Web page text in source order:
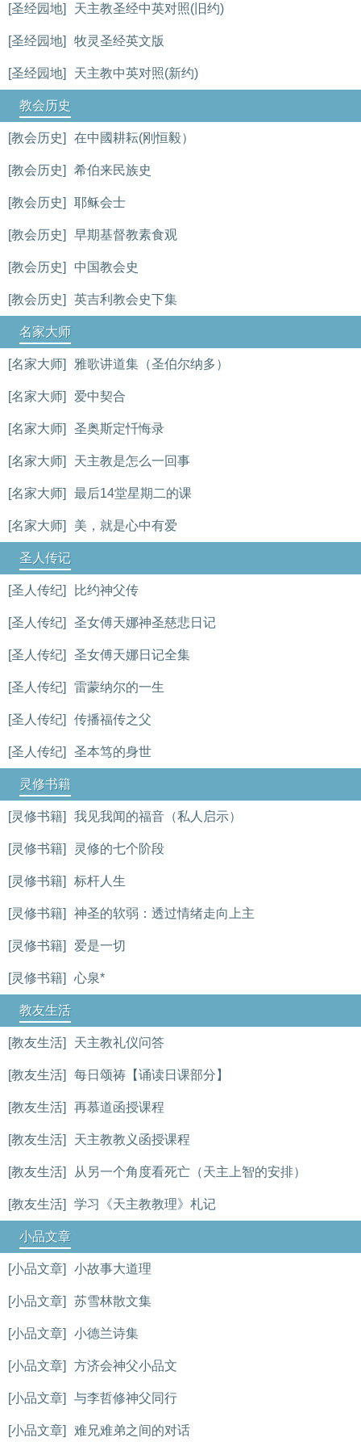
[圣经园地] 天主教圣经中英对照(旧约)
[圣经园地] 牧灵圣经英文版
[圣经园地] 天主教中英对照(新约)
教会历史
[教会历史] 在中國耕耘(刚恒毅）
[教会历史] 希伯来民族史
[教会历史] 耶稣会士
[教会历史] 早期基督教素食观
[教会历史] 中国教会史
[教会历史] 英吉利教会史下集
名家大师
[名家大师] 雅歌讲道集（圣伯尔纳多）
[名家大师] 爱中契合
[名家大师] 圣奥斯定忏悔录
[名家大师] 天主教是怎么一回事
[名家大师] 最后14堂星期二的课
[名家大师] 美，就是心中有爱
圣人传记
[圣人传纪] 比约神父传
[圣人传纪] 圣女傅天娜神圣慈悲日记
[圣人传纪] 圣女傅天娜日记全集
[圣人传纪] 雷蒙纳尔的一生
[圣人传纪] 传播福传之父
[圣人传纪] 圣本笃的身世
灵修书籍
[灵修书籍] 我见我闻的福音（私人启示）
[灵修书籍] 灵修的七个阶段
[灵修书籍] 标杆人生
[灵修书籍] 神圣的软弱：透过情绪走向上主
[灵修书籍] 爱是一切
[灵修书籍] 心泉*
教友生活
[教友生活] 天主教礼仪问答
[教友生活] 每日颂祷【诵读日课部分】
[教友生活] 再慕道函授课程
[教友生活] 天主教教义函授课程
[教友生活] 从另一个角度看死亡（天主上智的安排）
[教友生活] 学习《天主教教理》札记
小品文章
[小品文章] 小故事大道理
[小品文章] 苏雪林散文集
[小品文章] 小德兰诗集
[小品文章] 方济会神父小品文
[小品文章] 与李哲修神父同行
[小品文章] 难兄难弟之间的对话